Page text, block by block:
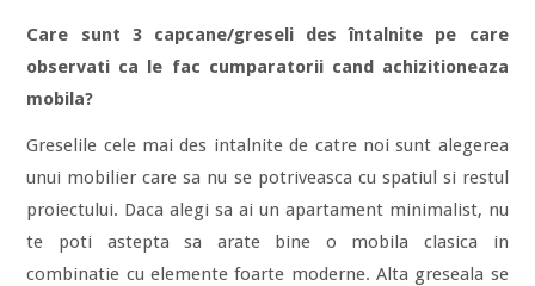
Care sunt 3 capcane/greseli des întalnite pe care
observati ca le fac cumparatorii cand achizitioneaza
mobila?
Greselile cele mai des intalnite de catre noi sunt alegerea
unui mobilier care sa nu se potriveasca cu spatiul si restul
proiectului. Daca alegi sa ai un apartament minimalist, nu
te poti astepta sa arate bine o mobila clasica in
combinatie cu elemente foarte moderne. Alta greseala se